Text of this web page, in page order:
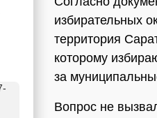
избирательных
территория
которому
за
Вопрос не